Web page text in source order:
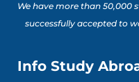
We have more than 50,000
successfully accepted to
Info Study